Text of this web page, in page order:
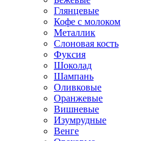
Глянцевые
Кофе с молоком
Металлик
Слоновая кость
Фуксия
Шоколад
Шампань
Оливковые
Оранжевые
Вишневые
Изумрудные
Венге